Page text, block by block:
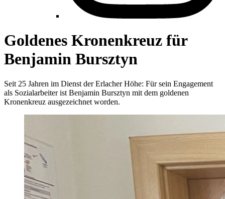
Goldenes Kronenkreuz für
Benjamin Bursztyn
Seit 25 Jahren im Dienst der Erlacher Höhe: Für sein Engagement
als Sozialarbeiter ist Benjamin Bursztyn mit dem goldenen
Kronenkreuz ausgezeichnet worden.